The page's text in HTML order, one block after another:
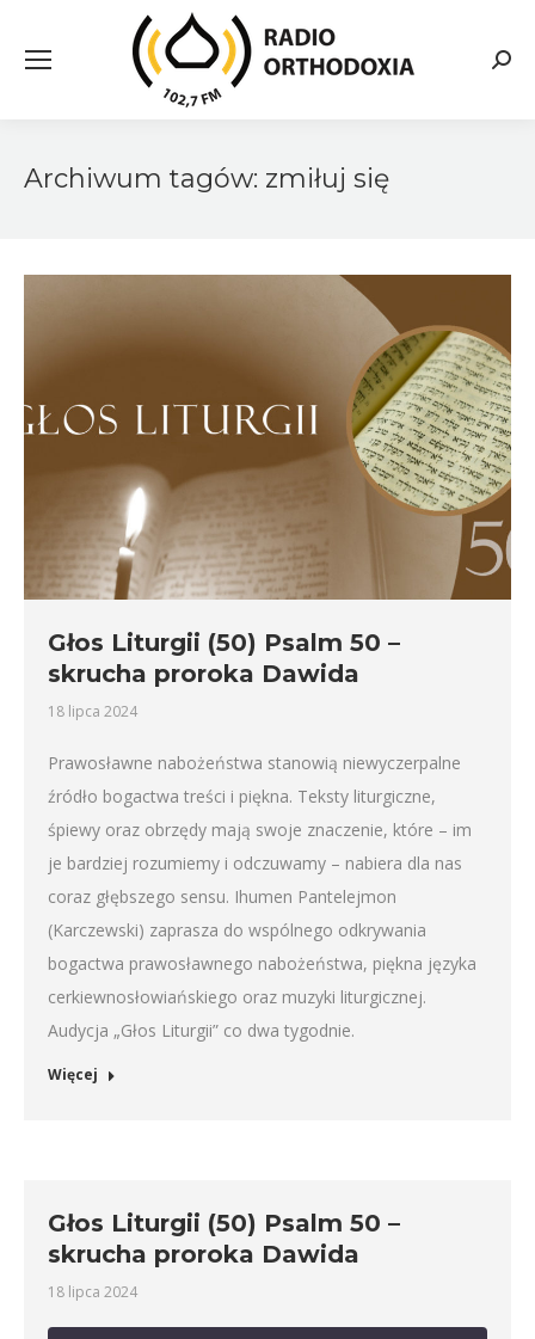
Archiwum tagów: zmiłuj się
Głos Liturgii (50) Psalm 50 –
skrucha proroka Dawida
18 lipca 2024
Prawosławne nabożeństwa stanowią niewyczerpalne
źródło bogactwa treści i piękna. Teksty liturgiczne,
śpiewy oraz obrzędy mają swoje znaczenie, które – im
je bardziej rozumiemy i odczuwamy – nabiera dla nas
coraz głębszego sensu. Ihumen Pantelejmon
(Karczewski) zaprasza do wspólnego odkrywania
bogactwa prawosławnego nabożeństwa, piękna języka
cerkiewnosłowiańskiego oraz muzyki liturgicznej.
Audycja „Głos Liturgii” co dwa tygodnie.
Więcej
Głos Liturgii (50) Psalm 50 –
skrucha proroka Dawida
18 lipca 2024